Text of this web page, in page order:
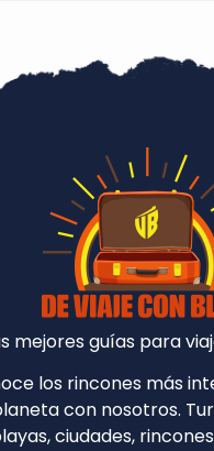
mejores guías para
los rincones más
con nosotros.
ciudades,